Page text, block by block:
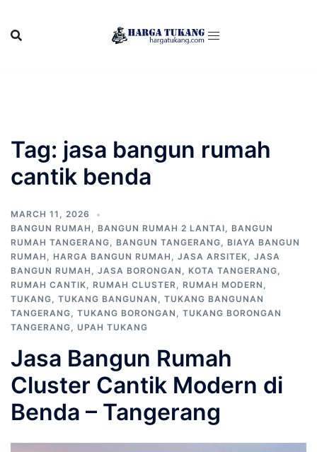
content
Tag: jasa bangun rumah
cantik benda
MARCH 11, 2026
BANGUN RUMAH , BANGUN RUMAH 2 LANTAI, BANGUN
RUMAH TANGERANG, BANGUN TANGERANG, BIAYA BANGUN
RUMAH , HARGA BANGUN RUMAH , JASA ARSITEK, JASA
BANGUN RUMAH , JASA BORONGAN , KOTA TANGERANG,
RUMAH CANTIK, RUMAH CLUSTER, RUMAH MODERN ,
TUKANG, TUKANG BANGUNAN , TUKANG BANGUNAN
TANGERANG, TUKANG BORONGAN , TUKANG BORONGAN
TANGERANG, UPAH TUKANG
Jasa Bangun Rumah
Cluster Cantik Modern di
Benda – Tangerang